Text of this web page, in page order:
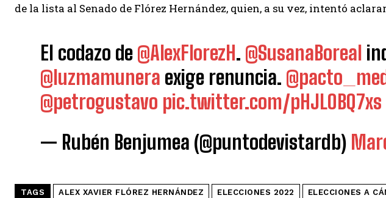
de la lista al Senado de Flórez Hernández, quien, a su vez, intentó
El codazo de @AlexFlorezH. @SusanaBoreal
@luzmamunera exige renuncia.
@petrogustavo pic.twitter.com/pHJLOBQ7xs
— Rubén Benjumea (@puntodevistardb)
TAGS ALEX XAVIER FLÓREZ HERNÁNDEZ ELECCIONES 2022
ELECCIONES A